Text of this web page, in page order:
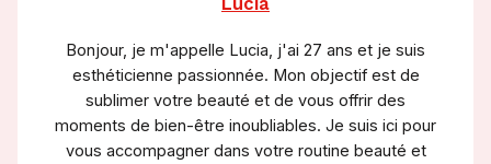
Bonjour, je m'appelle Lucia, j'ai 27 ans et je suis
esthéticienne passionnée. Mon objectif est de
sublimer votre beauté et de vous offrir des
moments de bien-être inoubliables. Je suis ici pour
vous accompagner dans votre routine beauté et